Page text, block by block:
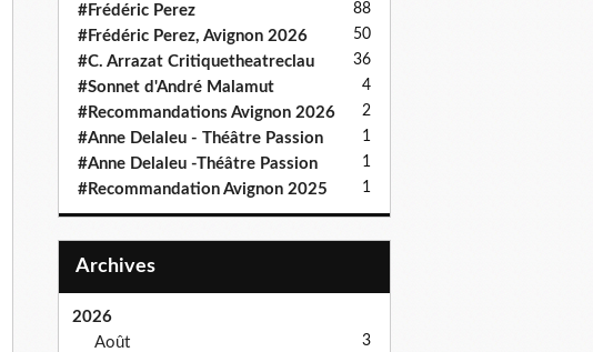
#Frédéric Perez 88
#Frédéric Perez, Avignon 2026 50
#C. Arrazat Critiquetheatreclau 36
#Sonnet d'André Malamut 4
#Recommandations Avignon 2026 2
#Anne Delaleu - Théâtre Passion 1
#Anne Delaleu -Théâtre Passion 1
#Recommandation Avignon 2025 1
Archives
2026
Août
3